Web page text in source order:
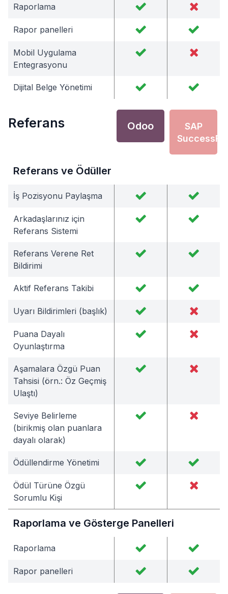
Raporlama
Rapor panelleri
Mobil Uygulama
Entegrasyonu
Dijital Belge Yönetimi
Referans Odoo
SAP
Referans ve Ödüller
İş Pozisyonu Paylaşma
Arkadaşlarınız için
Referans Sistemi
Referans Verene Ret
Bildirimi
Aktif Referans Takibi
Uyarı Bildirimleri (başlık)
Puana Dayalı
Oyunlaştırma
Aşamalara Özgü Puan
Tahsisi (örn.: Öz Geçmiş
Ulaştı)
Seviye Belirleme
(birikmiş olan puanlara
dayalı olarak)
Ödüllendirme Yönetimi
Ödül Türüne Özgü
Sorumlu Kişi
Raporlama ve Gösterge Panelleri
Raporlama
Rapor panelleri